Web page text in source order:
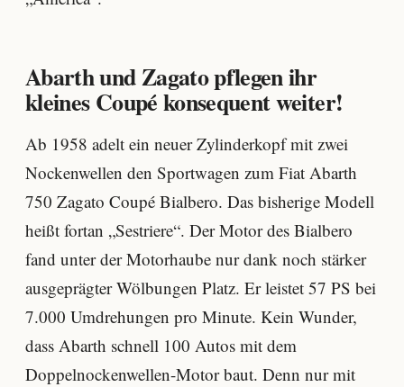
Abarth und Zagato pflegen ihr
kleines Coupé konsequent weiter!
Ab 1958 adelt ein neuer Zylinderkopf mit zwei
Nockenwellen den Sportwagen zum Fiat Abarth
750 Zagato Coupé Bialbero. Das bisherige Modell
heißt fortan „Sestriere“. Der Motor des Bialbero
fand unter der Motorhaube nur dank noch stärker
ausgeprägter Wölbungen Platz. Er leistet 57 PS bei
7.000 Umdrehungen pro Minute. Kein Wunder,
dass Abarth schnell 100 Autos mit dem
Doppelnockenwellen-Motor baut. Denn nur mit